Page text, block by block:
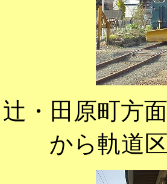
・田原町方
から軌道